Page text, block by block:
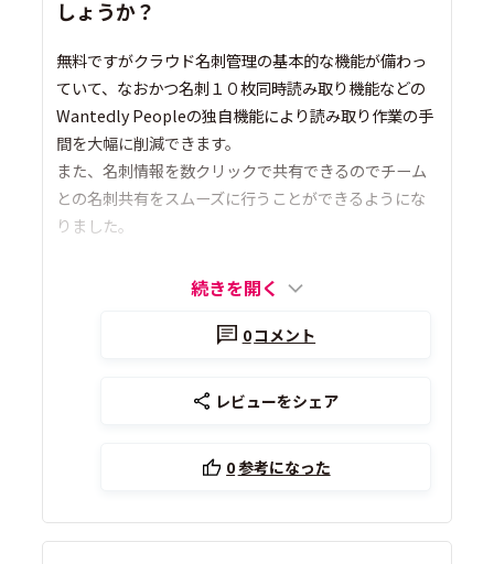
しょうか？
無料ですがクラウド名刺管理の基本的な機能が備わっ
ていて、なおかつ名刺１０枚同時読み取り機能などの
Wantedly Peopleの独自機能により読み取り作業の手
間を大幅に削減できます。
また、名刺情報を数クリックで共有できるのでチーム
との名刺共有をスムーズに行うことができるようにな
りました。
続きを開く
0コメント
レビューをシェア
0参考になった